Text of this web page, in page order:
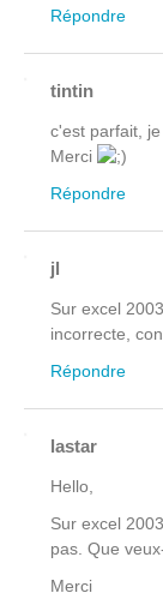
Répondre
tintin
c'est parfait,
Merci
Répondre
jl
Sur excel
incorrecte,
Répondre
lastar
Hello,
Sur excel
pas. Que
Merci